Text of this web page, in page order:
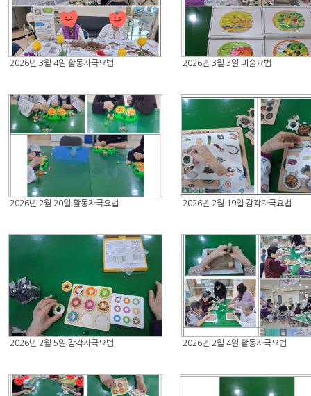
2026년 3월 4일 활동자극요법 2026년 3월 3일 미술요법
2026년 2월 20일 활동자극요법 2026년 2월 19일 감각자극요법
2026년 2월 5일 감각자극요법 2026년 2월 4일 활동자극요법